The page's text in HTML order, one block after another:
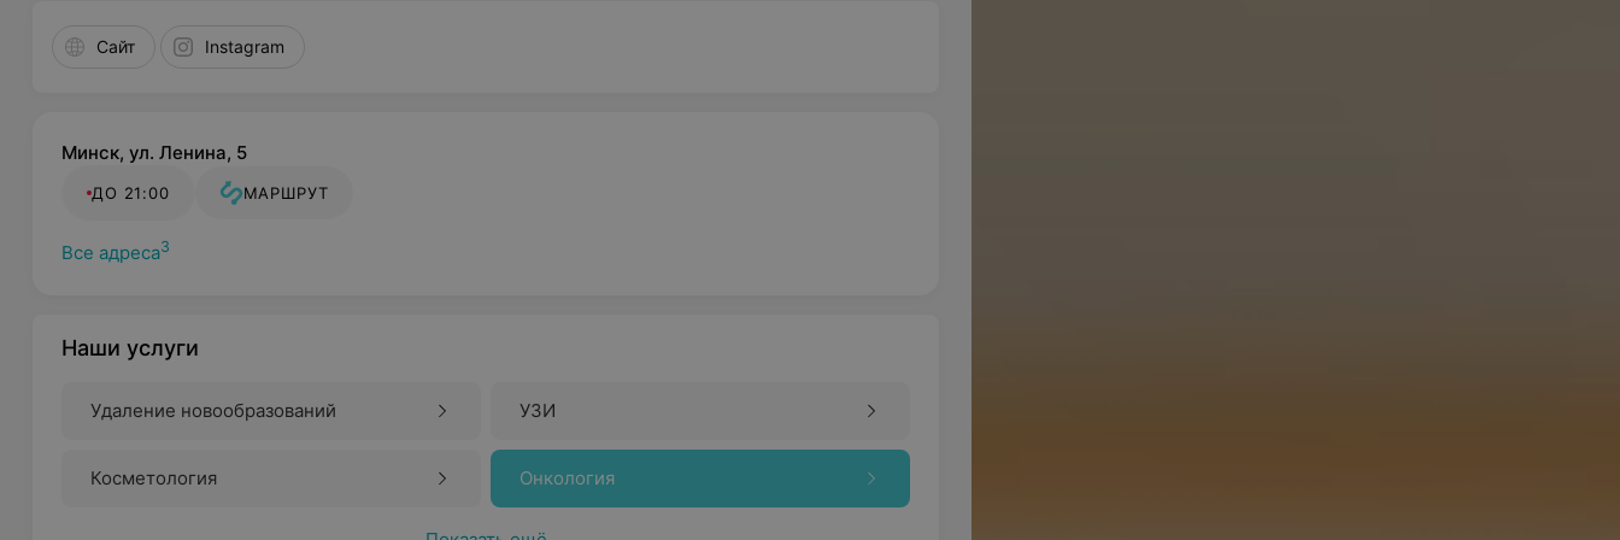
Сайт Instagram
Минск, ул. Ленина, 5
ДО 21:00 МАРШРУТ
Все адреса3
Наши услуги
Удаление новообразований УЗИ
Косметология Онкология